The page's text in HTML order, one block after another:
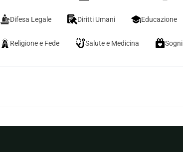
Difesa Legale Diritti Umani Educazione
Religione e Fede Salute e Medicina Sogni